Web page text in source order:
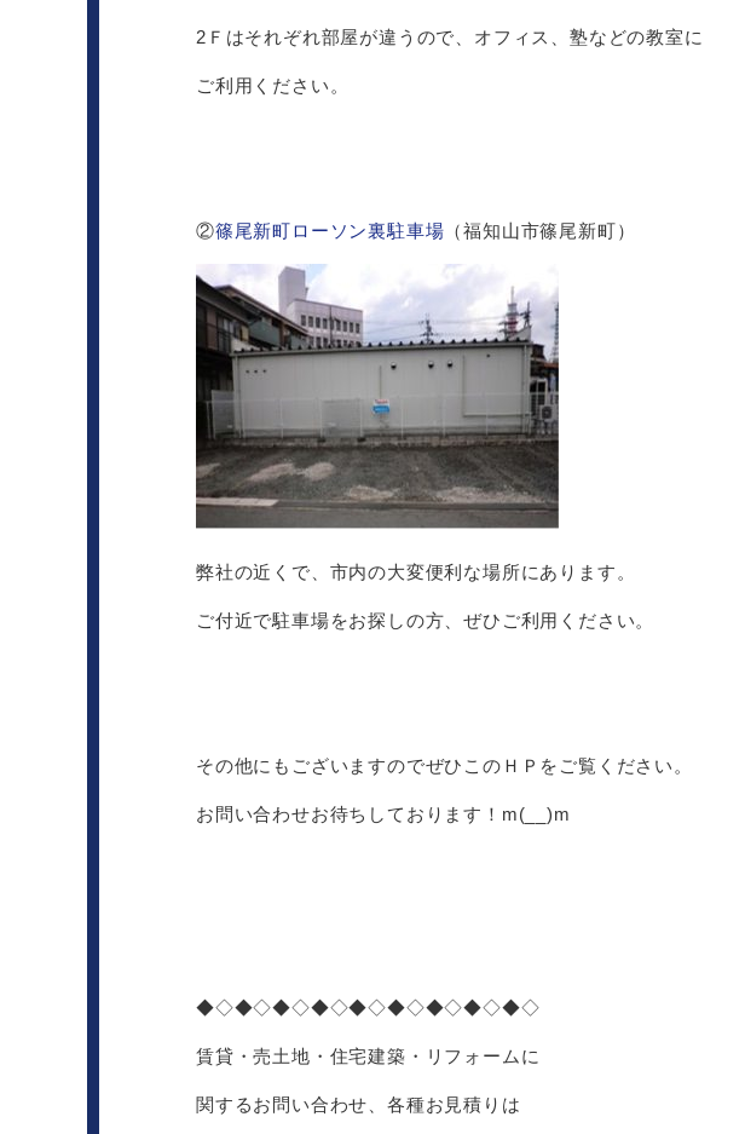
2Ｆはそれぞれ部屋が違うので、オフィス、塾などの教室に
ご利用ください。
②篠尾新町ローソン裏駐車場 （福知山市篠尾新町）
弊社の近くで、市内の大変便利な場所にあります。
ご付近で駐車場をお探しの方、ぜひご利用ください。
その他にもございますのでぜひこのＨＰをご覧ください。
お問い合わせお待ちしております！m(__)m
◆◇◆◇◆◇◆◇◆◇◆◇◆◇◆◇◆◇
賃貸・売土地・住宅建築・リフォームに
関するお問い合わせ、各種お見積りは